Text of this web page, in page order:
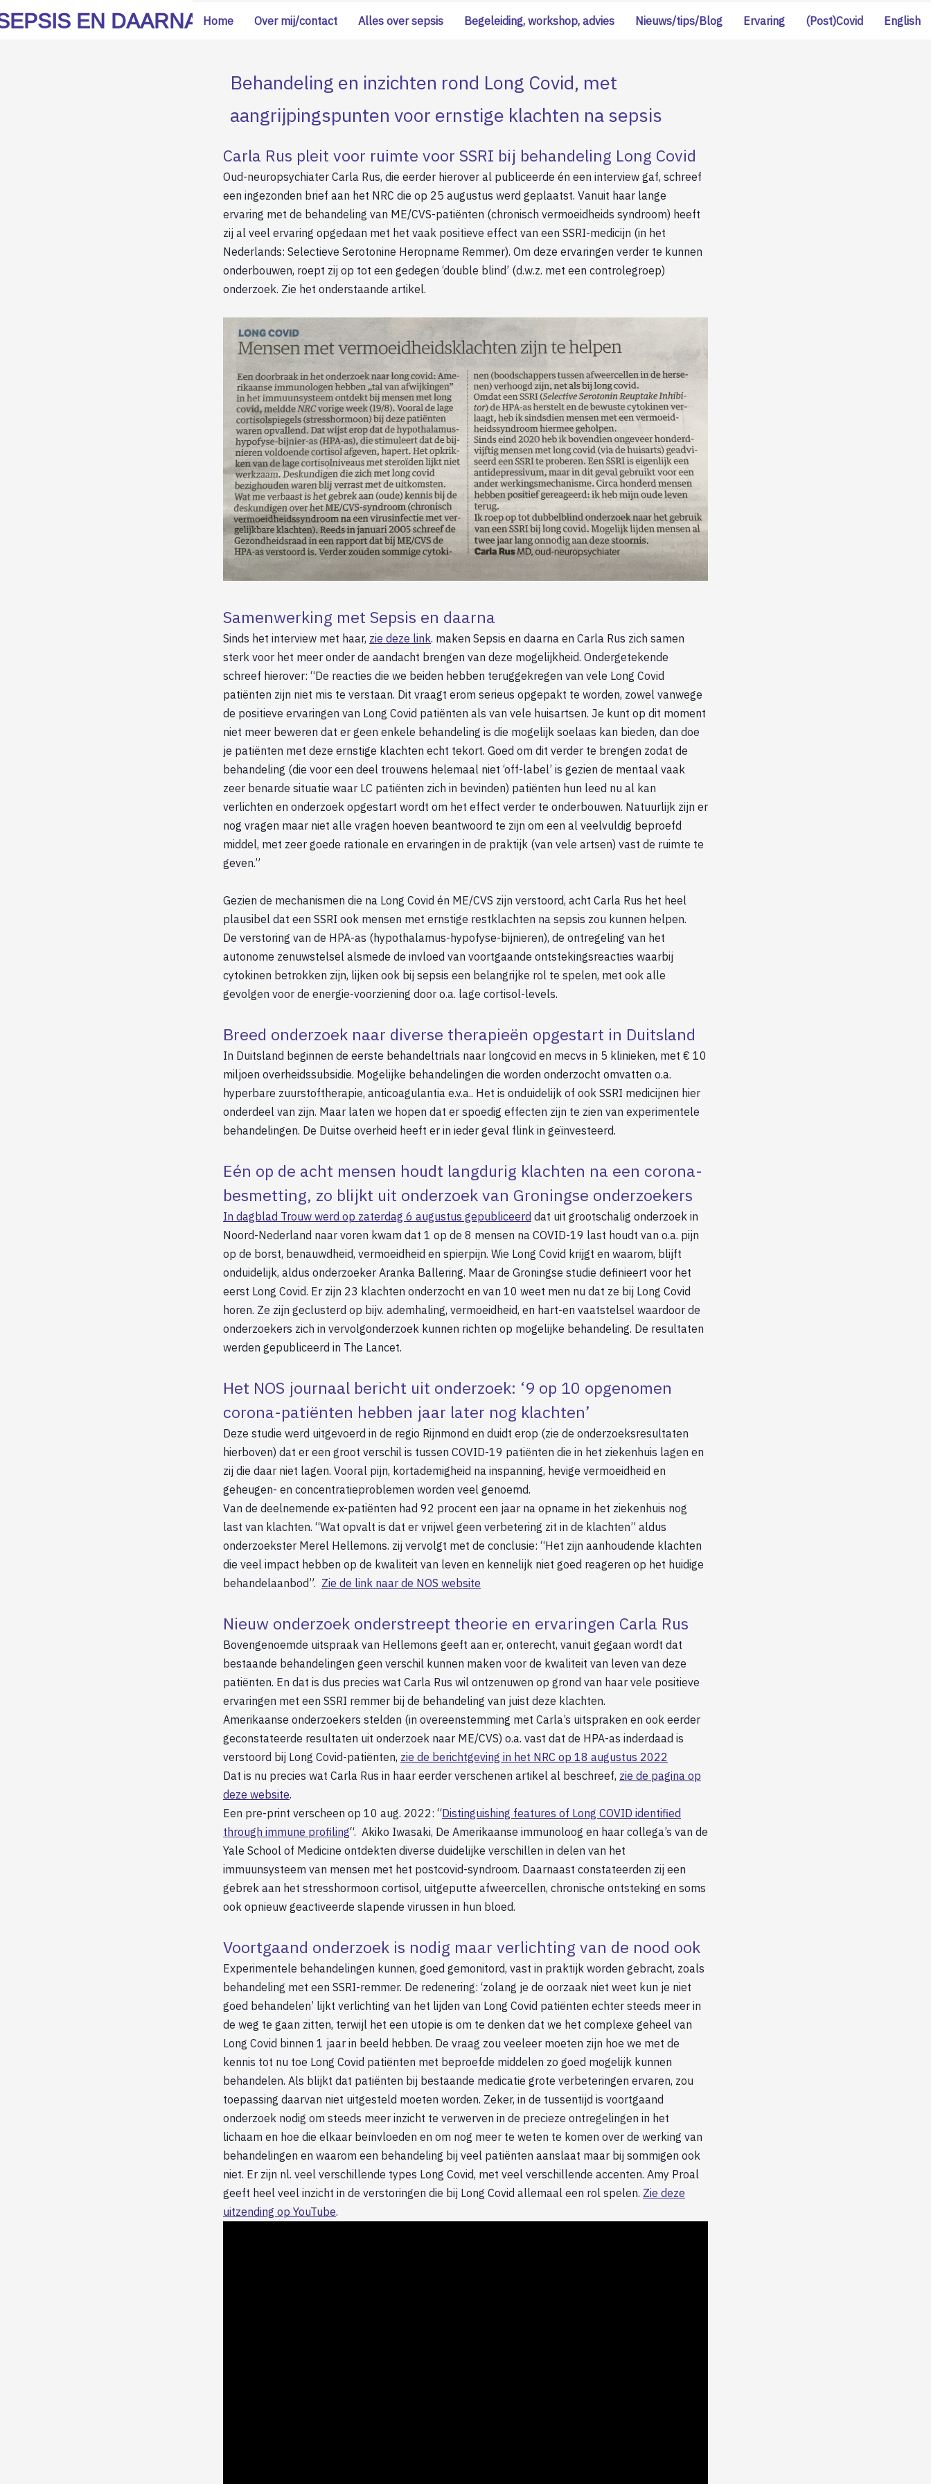
Behandeling en inzichten rond Long Covid, met
aangrijpingspunten voor ernstige klachten na sepsis
Carla Rus pleit voor ruimte voor SSRI bij behandeling Long Covid
Oud-neuropsychiater Carla Rus, die eerder hierover al publiceerde én een interview gaf, schreef
een ingezonden brief aan het NRC die op 25 augustus werd geplaatst. Vanuit haar lange
ervaring met de behandeling van ME/CVS-patiënten (chronisch vermoeidheids syndroom) heeft
zij al veel ervaring opgedaan met het vaak positieve effect van een SSRI-medicijn (in het
Nederlands: Selectieve Serotonine Heropname Remmer). Om deze ervaringen verder te kunnen
onderbouwen, roept zij op tot een gedegen ‘double blind’ (d.w.z. met een controlegroep)
onderzoek. Zie het onderstaande artikel.
Samenwerking met Sepsis en daarna
Sinds het interview met haar, zie deze link. maken Sepsis en daarna en Carla Rus zich samen
sterk voor het meer onder de aandacht brengen van deze mogelijkheid. Ondergetekende
schreef hierover: “De reacties die we beiden hebben teruggekregen van vele Long Covid
patiënten zijn niet mis te verstaan. Dit vraagt erom serieus opgepakt te worden, zowel vanwege
de positieve ervaringen van Long Covid patiënten als van vele huisartsen. Je kunt op dit moment
niet meer beweren dat er geen enkele behandeling is die mogelijk soelaas kan bieden, dan doe
je patiënten met deze ernstige klachten echt tekort. Goed om dit verder te brengen zodat de
behandeling (die voor een deel trouwens helemaal niet ‘off-label’ is gezien de mentaal vaak
zeer benarde situatie waar LC patiënten zich in bevinden) patiënten hun leed nu al kan
verlichten en onderzoek opgestart wordt om het effect verder te onderbouwen. Natuurlijk zijn er
nog vragen maar niet alle vragen hoeven beantwoord te zijn om een al veelvuldig beproefd
middel, met zeer goede rationale en ervaringen in de praktijk (van vele artsen) vast de ruimte te
geven.”
Gezien de mechanismen die na Long Covid én ME/CVS zijn verstoord, acht Carla Rus het heel
plausibel dat een SSRI ook mensen met ernstige restklachten na sepsis zou kunnen helpen.
De verstoring van de HPA-as (hypothalamus-hypofyse-bijnieren), de ontregeling van het
autonome zenuwstelsel alsmede de invloed van voortgaande ontstekingsreacties waarbij
cytokinen betrokken zijn, lijken ook bij sepsis een belangrijke rol te spelen, met ook alle
gevolgen voor de energie-voorziening door o.a. lage cortisol-levels.
Breed onderzoek naar diverse therapieën opgestart in Duitsland
In Duitsland beginnen de eerste behandeltrials naar longcovid en mecvs in 5 klinieken, met € 10
miljoen overheidssubsidie. Mogelijke behandelingen die worden onderzocht omvatten o.a.
hyperbare zuurstoftherapie, anticoagulantia e.v.a.. Het is onduidelijk of ook SSRI medicijnen hier
onderdeel van zijn. Maar laten we hopen dat er spoedig effecten zijn te zien van experimentele
behandelingen. De Duitse overheid heeft er in ieder geval flink in geïnvesteerd.
Eén op de acht mensen houdt langdurig klachten na een corona-
besmetting, zo blijkt uit onderzoek van Groningse onderzoekers
In dagblad Trouw werd op zaterdag 6 augustus gepubliceerd dat uit grootschalig onderzoek in
Noord-Nederland naar voren kwam dat 1 op de 8 mensen na COVID-19 last houdt van o.a. pijn
op de borst, benauwdheid, vermoeidheid en spierpijn. Wie Long Covid krijgt en waarom, blijft
onduidelijk, aldus onderzoeker Aranka Ballering. Maar de Groningse studie definieert voor het
eerst Long Covid. Er zijn 23 klachten onderzocht en van 10 weet men nu dat ze bij Long Covid
horen. Ze zijn geclusterd op bijv. ademhaling, vermoeidheid, en hart-en vaatstelsel waardoor de
onderzoekers zich in vervolgonderzoek kunnen richten op mogelijke behandeling. De resultaten
werden gepubliceerd in The Lancet.
Het NOS journaal bericht uit onderzoek: ‘9 op 10 opgenomen
corona-patiënten hebben jaar later nog klachten’
Deze studie werd uitgevoerd in de regio Rijnmond en duidt erop (zie de onderzoeksresultaten
hierboven) dat er een groot verschil is tussen COVID-19 patiënten die in het ziekenhuis lagen en
zij die daar niet lagen. Vooral pijn, kortademigheid na inspanning, hevige vermoeidheid en
geheugen- en concentratieproblemen worden veel genoemd.
Van de deelnemende ex-patiënten had 92 procent een jaar na opname in het ziekenhuis nog
last van klachten. “Wat opvalt is dat er vrijwel geen verbetering zit in de klachten” aldus
onderzoekster Merel Hellemons. zij vervolgt met de conclusie: “Het zijn aanhoudende klachten
die veel impact hebben op de kwaliteit van leven en kennelijk niet goed reageren op het huidige
behandelaanbod”. Zie de link naar de NOS website
Nieuw onderzoek onderstreept theorie en ervaringen Carla Rus
Bovengenoemde uitspraak van Hellemons geeft aan er, onterecht, vanuit gegaan wordt dat
bestaande behandelingen geen verschil kunnen maken voor de kwaliteit van leven van deze
patiënten. En dat is dus precies wat Carla Rus wil ontzenuwen op grond van haar vele positieve
ervaringen met een SSRI remmer bij de behandeling van juist deze klachten.
Amerikaanse onderzoekers stelden (in overeenstemming met Carla’s uitspraken en ook eerder
geconstateerde resultaten uit onderzoek naar ME/CVS) o.a. vast dat de HPA-as inderdaad is
verstoord bij Long Covid-patiënten, zie de berichtgeving in het NRC op 18 augustus 2022
Dat is nu precies wat Carla Rus in haar eerder verschenen artikel al beschreef, zie de pagina op
deze website.
Een pre-print verscheen op 10 aug. 2022: “Distinguishing features of Long COVID identified
through immune profiling“. Akiko Iwasaki, De Amerikaanse immunoloog en haar collega’s van de
Yale School of Medicine ontdekten diverse duidelijke verschillen in delen van het
immuunsysteem van mensen met het postcovid-syndroom. Daarnaast constateerden zij een
gebrek aan het stresshormoon cortisol, uitgeputte afweercellen, chronische ontsteking en soms
ook opnieuw geactiveerde slapende virussen in hun bloed.
Voortgaand onderzoek is nodig maar verlichting van de nood ook
Experimentele behandelingen kunnen, goed gemonitord, vast in praktijk worden gebracht, zoals
behandeling met een SSRI-remmer. De redenering: ‘zolang je de oorzaak niet weet kun je niet
goed behandelen’ lijkt verlichting van het lijden van Long Covid patiënten echter steeds meer in
de weg te gaan zitten, terwijl het een utopie is om te denken dat we het complexe geheel van
Long Covid binnen 1 jaar in beeld hebben. De vraag zou veeleer moeten zijn hoe we met de
kennis tot nu toe Long Covid patiënten met beproefde middelen zo goed mogelijk kunnen
behandelen. Als blijkt dat patiënten bij bestaande medicatie grote verbeteringen ervaren, zou
toepassing daarvan niet uitgesteld moeten worden. Zeker, in de tussentijd is voortgaand
onderzoek nodig om steeds meer inzicht te verwerven in de precieze ontregelingen in het
lichaam en hoe die elkaar beïnvloeden en om nog meer te weten te komen over de werking van
behandelingen en waarom een behandeling bij veel patiënten aanslaat maar bij sommigen ook
niet. Er zijn nl. veel verschillende types Long Covid, met veel verschillende accenten. Amy Proal
geeft heel veel inzicht in de verstoringen die bij Long Covid allemaal een rol spelen. Zie deze
uitzending op YouTube.
EN DAARNA Home Over mij/contact Alles over sepsis Begeleiding, workshop, advies Nieuws/tips/Blog Ervaring (Post)Covid English